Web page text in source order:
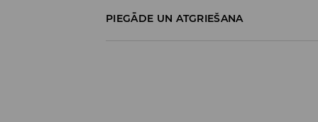
Materiāls I: 60% KOKVILNA, 40% POLIESTERIS
MAZGĀT AUTOMĀTISKAJĀ VEĻAS
PIEGĀDE UN ATGRIEŠANA